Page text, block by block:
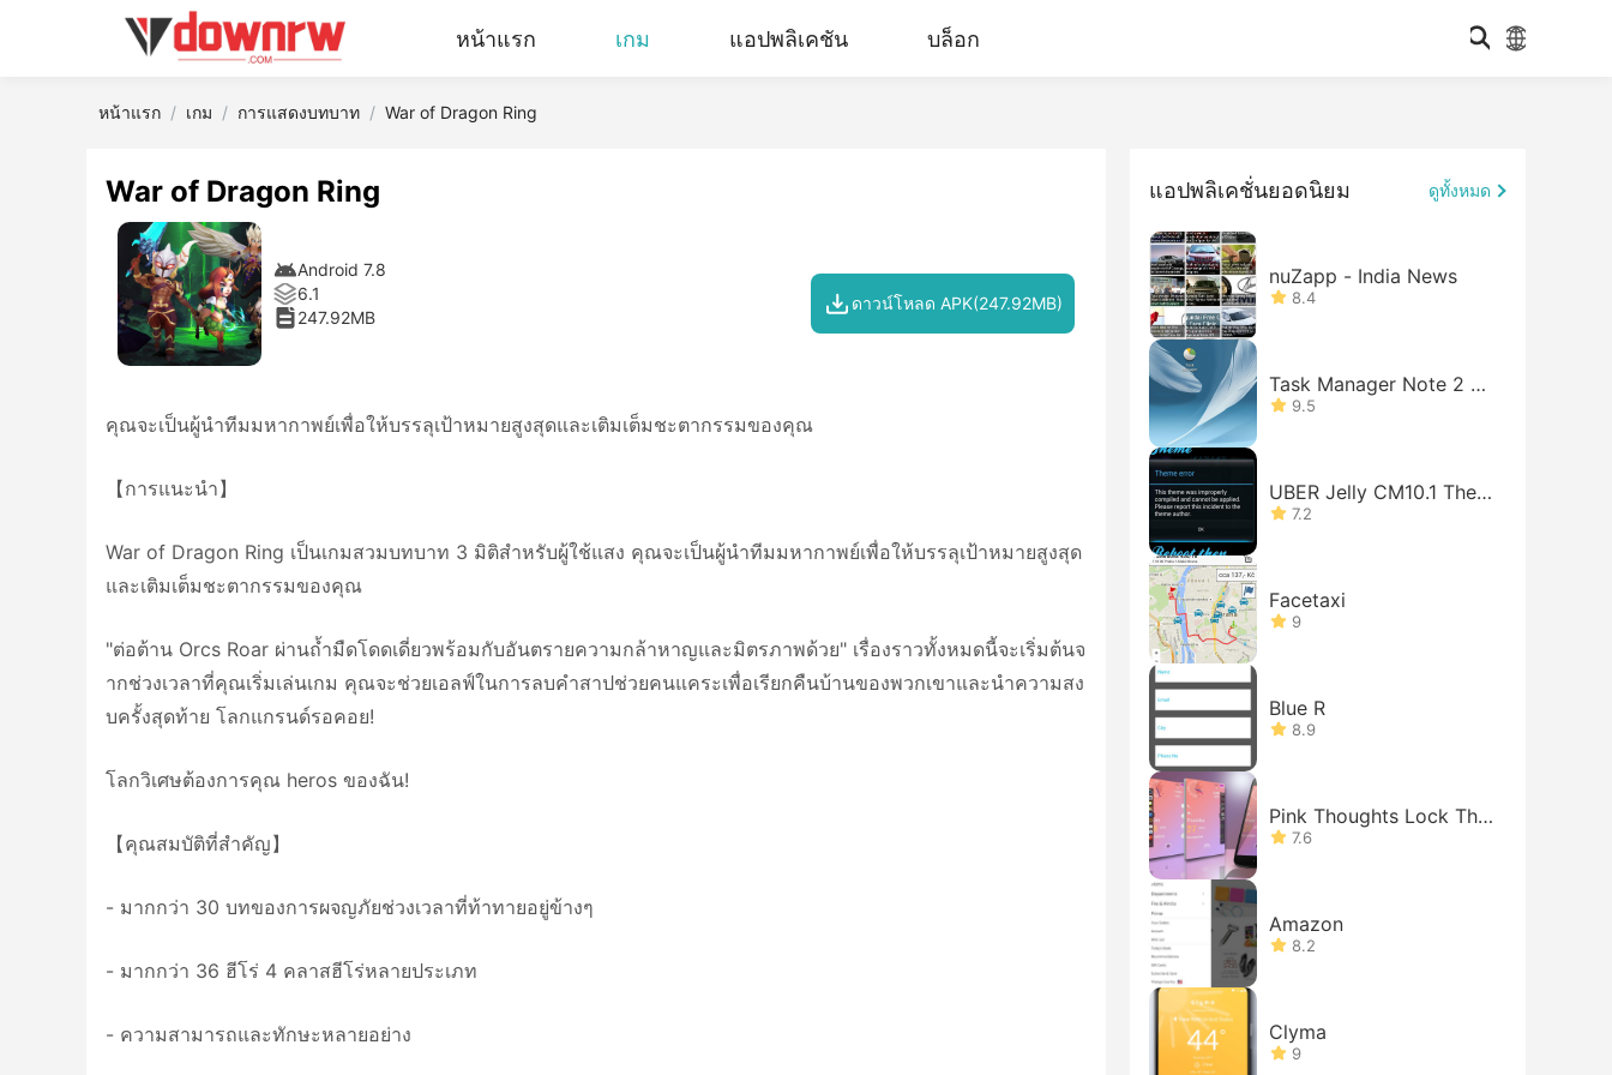
หน้าแรก เกม แอปพลิเคชัน บล็อก
หน้าแรก เกม การแสดงบทบาท War of Dragon Ring
War of Dragon Ring
Android 7.8
6.1
247.92MB
ดาวน์โหลด APK(247.92MB)
คุณจะเป็นผู้นำทีมมหากาพย์เพื่อให้บรรลุเป้าหมายสูงสุดและเติมเต็มชะตากรรมของคุณ
【การแนะนำ】
War of Dragon Ring เป็นเกมสวมบทบาท 3 มิติสำหรับผู้ใช้แสง คุณจะเป็นผู้นำทีมมหากาพย์เพื่อให้บรรลุเป้าหมายสูงสุด
และเติมเต็มชะตากรรมของคุณ
"ต่อต้าน Orcs Roar ผ่านถ้ำมืดโดดเดี่ยวพร้อมกับอันตรายความกล้าหาญและมิตรภาพด้วย" เรื่องราวทั้งหมดนี้จะเริ่มต้นจ
ากช่วงเวลาที่คุณเริ่มเล่นเกม คุณจะช่วยเอลฟ์ในการลบคำสาปช่วยคนแคระเพื่อเรียกคืนบ้านของพวกเขาและนำความสง
บครั้งสุดท้าย โลกแกรนด์รอคอย!
โลกวิเศษต้องการคุณ heros ของฉัน!
【คุณสมบัติที่สำคัญ】
- มากกว่า 30 บทของการผจญภัยช่วงเวลาที่ท้าทายอยู่ข้างๆ
- มากกว่า 36 ฮีโร่ 4 คลาสฮีโร่หลายประเภท
- ความสามารถและทักษะหลายอย่าง
แอปพลิเคชั่นยอดนิยม ดูทั้งหมด
nuZapp - India News
8.4
Task Manager Note 2 Sh
ortcut
9.5
UBER Jelly CM10.1 Them
e
7.2
Facetaxi
9
Blue R
8.9
Pink Thoughts Lock The
me7.6
Amazon
8.2
Clyma
9